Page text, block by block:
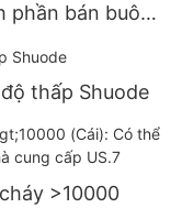
phần bán buôn
thấp Shuode
>10000